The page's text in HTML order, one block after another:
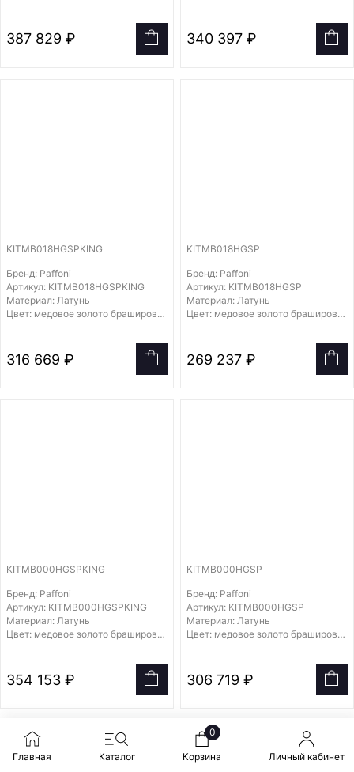
387 829 ₽ 340 397 ₽
KITMB018HGSPKING
Бренд: Paffoni
Артикул: KITMB018HGSPKING
Материал: Латунь
Цвет: медовое золото брашированное
316 669 ₽
KITMB018HGSP
Бренд: Paffoni
Артикул: KITMB018HGSP
Материал: Латунь
Цвет: медовое золото брашированное
269 237 ₽
KITMB000HGSPKING
Бренд: Paffoni
Артикул: KITMB000HGSPKING
Материал: Латунь
Цвет: медовое золото брашированное
354 153 ₽
KITMB000HGSP
Бренд: Paffoni
Артикул: KITMB000HGSP
Материал: Латунь
Цвет: медовое золото брашированное
306 719 ₽
Главная Каталог
0
Корзина Личный кабинет